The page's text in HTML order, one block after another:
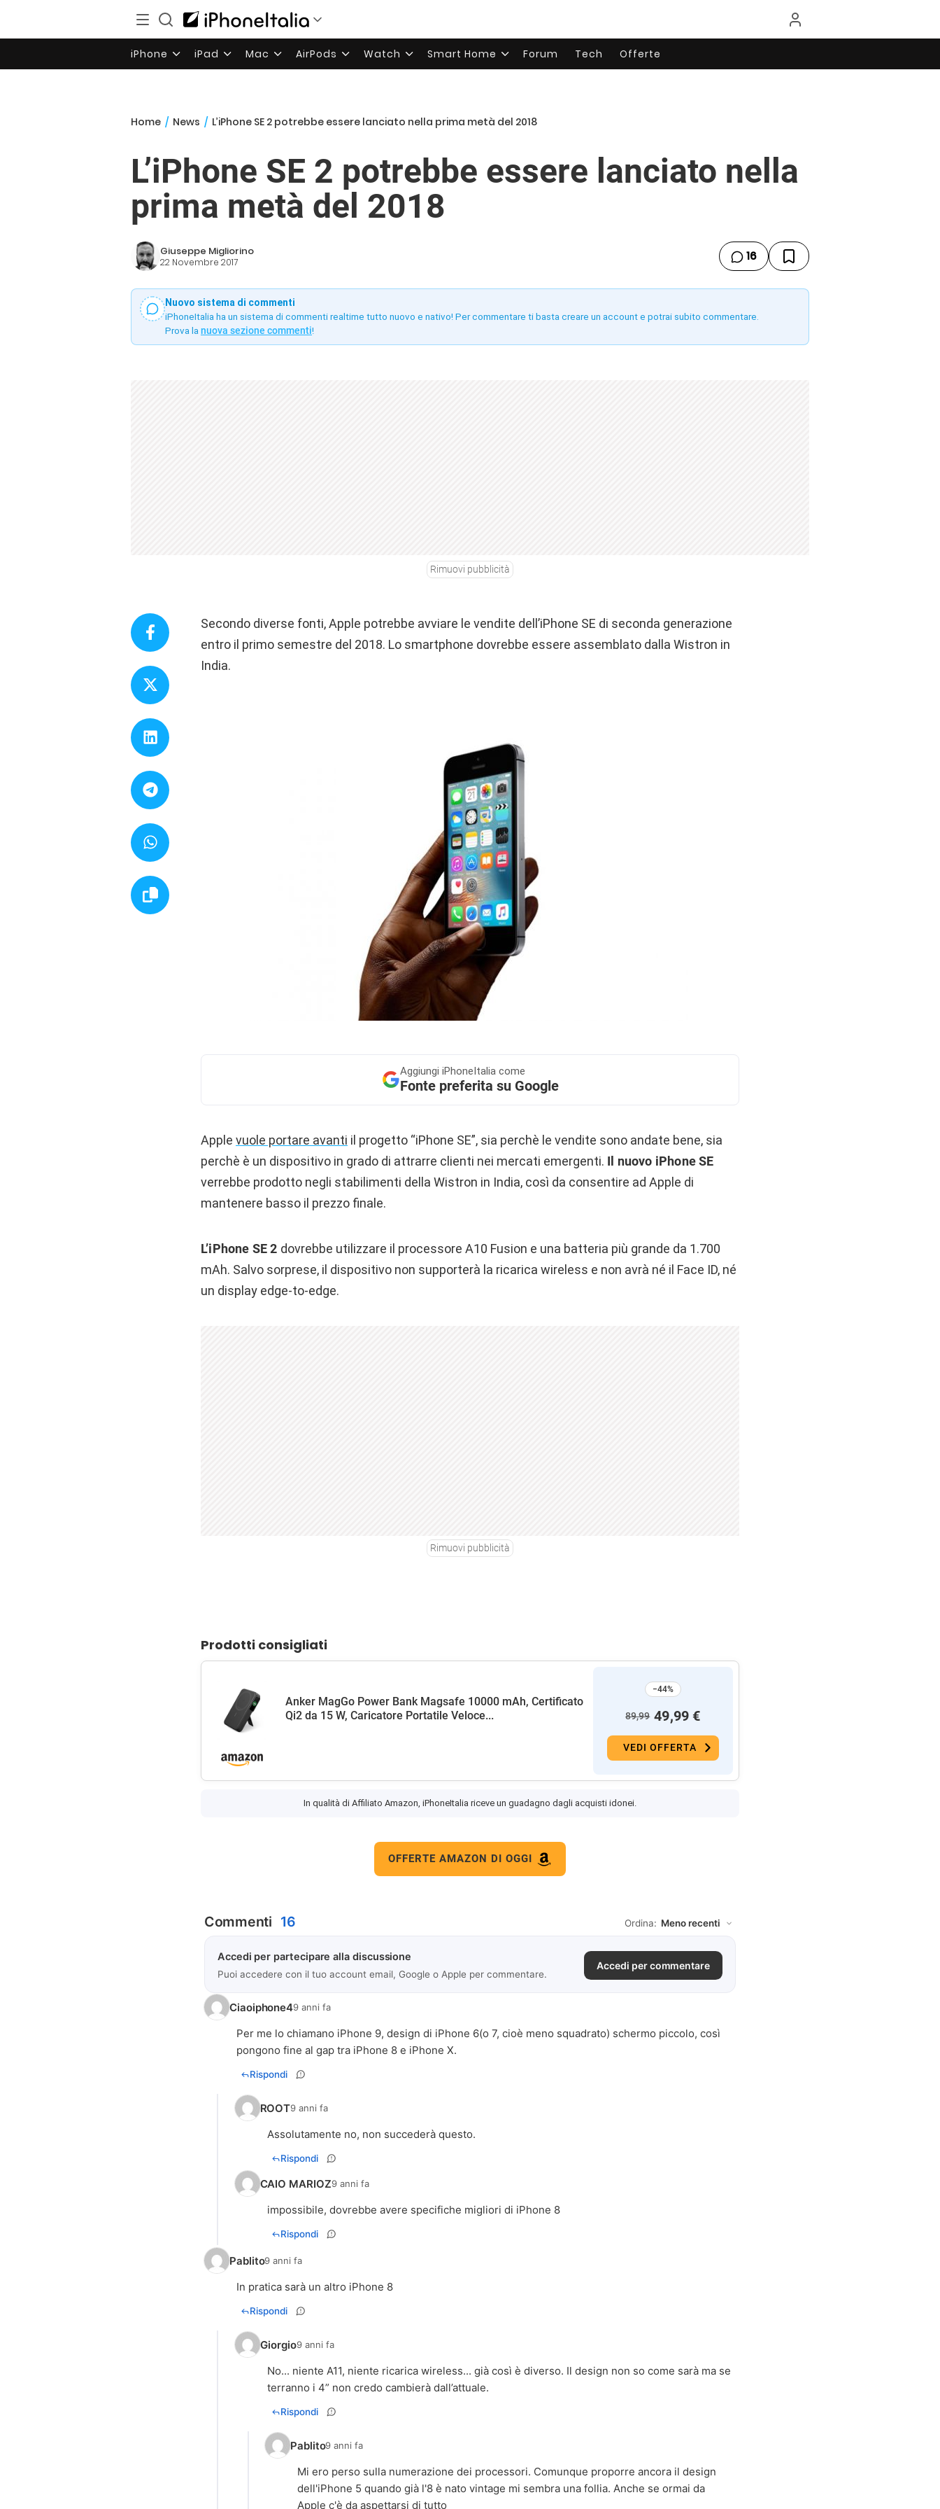
iPhone iPad Mac AirPods Watch Smart Home Forum Tech Offerte
Home / News / L’iPhone SE 2 potrebbe essere lanciato nella prima metà del 2018
L’iPhone SE 2 potrebbe essere lanciato nella
prima metà del 2018
Giuseppe Migliorino
22 Novembre 2017 16
Nuovo sistema di commenti
iPhoneItalia ha un sistema di commenti realtime tutto nuovo e nativo! Per commentare ti basta creare un account e potrai subito commentare.
Prova la nuova sezione commenti!
Rimuovi pubblicità
Secondo diverse fonti, Apple potrebbe avviare le vendite dell’iPhone SE di seconda generazione
entro il primo semestre del 2018. Lo smartphone dovrebbe essere assemblato dalla Wistron in
India.
Aggiungi iPhoneItalia come
Fonte preferita su Google
Apple vuole portare avanti il progetto “iPhone SE”, sia perchè le vendite sono andate bene, sia
perchè è un dispositivo in grado di attrarre clienti nei mercati emergenti. Il nuovo iPhone SE
verrebbe prodotto negli stabilimenti della Wistron in India, così da consentire ad Apple di
mantenere basso il prezzo finale.
L’iPhone SE 2 dovrebbe utilizzare il processore A10 Fusion e una batteria più grande da 1.700
mAh. Salvo sorprese, il dispositivo non supporterà la ricarica wireless e non avrà né il Face ID, né
un display edge-to-edge.
Rimuovi pubblicità
Prodotti consigliati
Anker MagGo Power Bank Magsafe 10000 mAh, Certificato
Qi2 da 15 W, Caricatore Portatile Veloce...
−44%
89,99 49,99 €
VEDI OFFERTA
In qualità di Affiliato Amazon, iPhoneItalia riceve un guadagno dagli acquisti idonei.
OFFERTE AMAZON DI OGGI
Commenti 16 Ordina:
Accedi per partecipare alla discussione
Puoi accedere con il tuo account email, Google o Apple per commentare.
Accedi per commentare
Ciaoiphone49 anni fa
Per me lo chiamano iPhone 9, design di iPhone 6(o 7, cioè meno squadrato) schermo piccolo, così
pongono fine al gap tra iPhone 8 e iPhone X.
Rispondi
ROOT9 anni fa
Assolutamente no, non succederà questo.
Rispondi
CAIO MARIOZ9 anni fa
impossibile, dovrebbe avere specifiche migliori di iPhone 8
Rispondi
Pablito9 anni fa
In pratica sarà un altro iPhone 8
Rispondi
Giorgio9 anni fa
No... niente A11, niente ricarica wireless... già così è diverso. Il design non so come sarà ma se
terranno i 4” non credo cambierà dall’attuale.
Rispondi
Pablito9 anni fa
Mi ero perso sulla numerazione dei processori. Comunque proporre ancora il design
dell'iPhone 5 quando già l'8 è nato vintage mi sembra una follia. Anche se ormai da
Apple c'è da aspettarsi di tutto